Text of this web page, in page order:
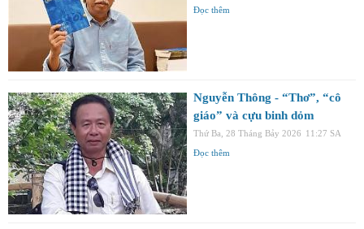
Đọc thêm
Nguyễn Thông - “Thơ”, “cô
giáo” và cựu binh dỏm
Thứ Ba, 28 Tháng Bảy 2026 11:27 SA
Đọc thêm